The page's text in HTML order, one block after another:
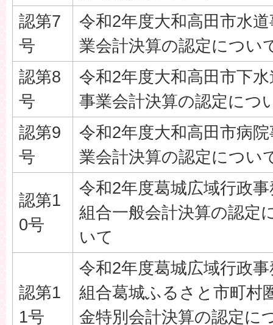
認第7
号
令和2年度大和高田市水道
業会計決算の認定につい
認第8
号
令和2年度大和高田市下水
事業会計決算の認定につ
認第9
号
令和2年度大和高田市病院
業会計決算の認定につい
認第1
0号
令和2年度葛城広域行政事
組合一般会計決算の認定
いて
認第1
1号
令和2年度葛城広域行政事
組合葛城ふるさと市町村
金特別会計決算の認定に